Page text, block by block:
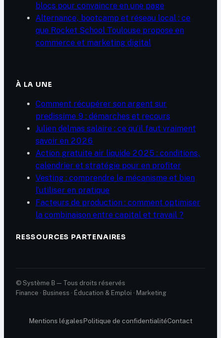
blocs pour convaincre en une page
Alternance, bootcamp et réseau local : ce
que Rocket School Toulouse propose en
commerce et marketing digital
À LA UNE
Comment récupérer son argent sur
predissime 9 : démarches et recours
Julien delmas salaire : ce qu’il faut vraiment
savoir en 2026
Action gratuite air liquide 2025 : conditions,
calendrier et stratégie pour en profiter
Vesting : comprendre le mécanisme et bien
l’utiliser en pratique
Facteurs de production : comment optimiser
la combinaison entre capital et travail ?
RESSOURCES PARTENAIRES
© Système B — Tous droits réservés
Finance · Business · Éducation & Emploi · Marketing
Mentions légalesPolitique de confidentialitéContact